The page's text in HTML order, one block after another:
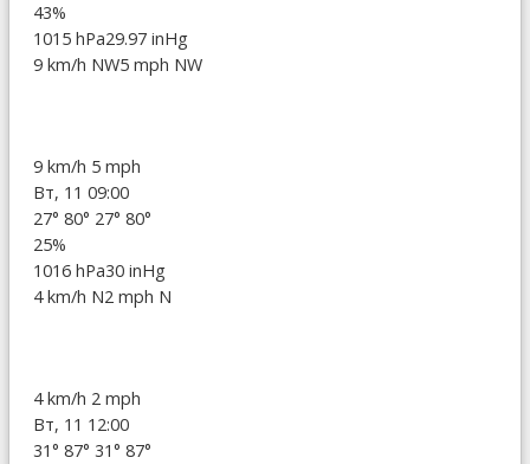
43%
1015 hPa29.97 inHg
9 km/h NW5 mph NW
9 km/h 5 mph
Вт, 11 09:00
27° 80° 27° 80°
25%
1016 hPa30 inHg
4 km/h N2 mph N
4 km/h 2 mph
Вт, 11 12:00
31° 87° 31° 87°